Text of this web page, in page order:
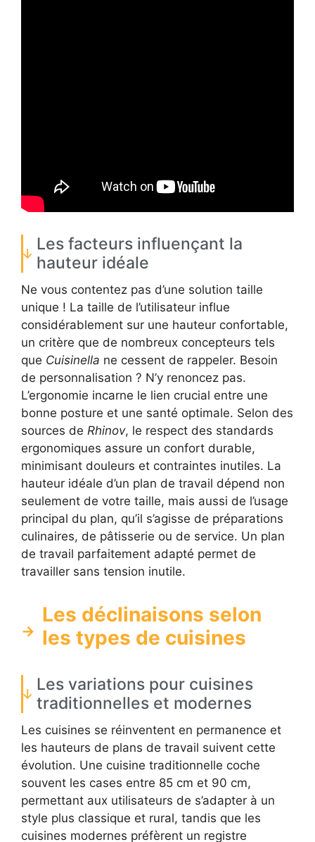
Les facteurs influençant la
hauteur idéale
Ne vous contentez pas d’une solution taille
unique ! La taille de l’utilisateur influe
considérablement sur une hauteur confortable,
un critère que de nombreux concepteurs tels
que Cuisinella ne cessent de rappeler. Besoin
de personnalisation ? N’y renoncez pas.
L’ergonomie incarne le lien crucial entre une
bonne posture et une santé optimale. Selon des
sources de Rhinov, le respect des standards
ergonomiques assure un confort durable,
minimisant douleurs et contraintes inutiles. La
hauteur idéale d’un plan de travail dépend non
seulement de votre taille, mais aussi de l’usage
principal du plan, qu’il s’agisse de préparations
culinaires, de pâtisserie ou de service. Un plan
de travail parfaitement adapté permet de
travailler sans tension inutile.
Les déclinaisons selon
les types de cuisines
Les variations pour cuisines
traditionnelles et modernes
Les cuisines se réinventent en permanence et
les hauteurs de plans de travail suivent cette
évolution. Une cuisine traditionnelle coche
souvent les cases entre 85 cm et 90 cm,
permettant aux utilisateurs de s’adapter à un
style plus classique et rural, tandis que les
cuisines modernes préfèrent un registre